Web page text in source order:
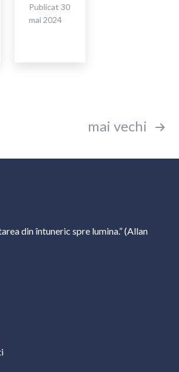
Publicat 30
mai 2024
mai vechi
din întuneric spre lumina.” (Allan